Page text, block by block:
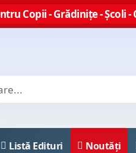
Copii - Grădinițe - Școli -
Listă Edituri Noutăți